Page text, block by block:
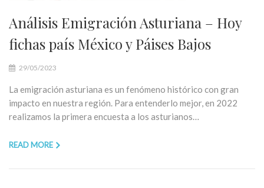
Análisis Emigración Asturiana – Hoy
fichas país México y Páises Bajos
29/05/2023
La emigración asturiana es un fenómeno histórico con gran
impacto en nuestra región. Para entenderlo mejor, en 2022
realizamos la primera encuesta a los asturianos…
READ MORE